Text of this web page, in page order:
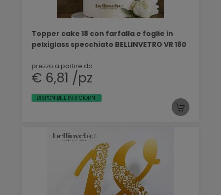
Topper cake 18 con farfalla e foglie in
pelxiglass specchiato BELLINVETRO VR 180
prezzo a partire da
€ 6,81 /pz
DISPONIBILE IN 3 GIORNI